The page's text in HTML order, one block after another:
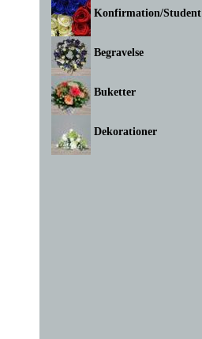
Konfirmation/Student
Begravelse
Buketter
Dekorationer